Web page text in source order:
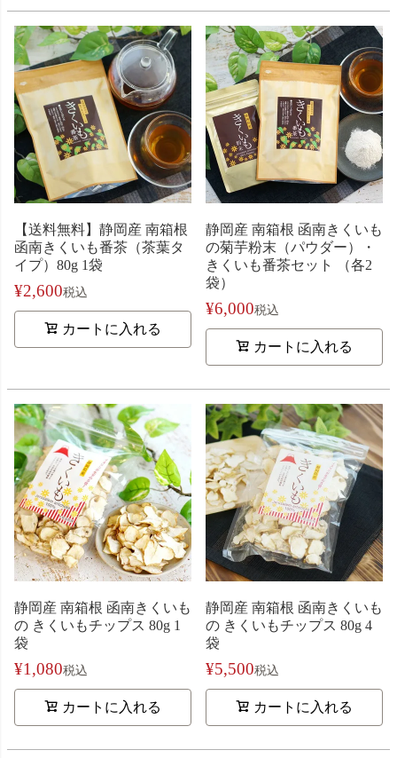
【送料無料】静岡産 南箱根
函南きくいも番茶（茶葉タ
イプ）80g 1袋
¥2,600税込
カートに入れる
静岡産 南箱根 函南きくいも
の菊芋粉末（パウダー）・
きくいも番茶セット （各2
袋）
¥6,000税込
カートに入れる
静岡産 南箱根 函南きくいも
の きくいもチップス 80g 1
袋
¥1,080税込
カートに入れる
静岡産 南箱根 函南きくいも
の きくいもチップス 80g 4
袋
¥5,500税込
カートに入れる